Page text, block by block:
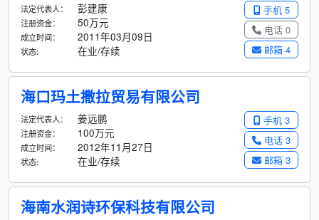
手机 5
电话 0
邮箱 4
法定代表人： 彭建康
注册资金： 50万元
成立时间： 2011年03月09日
状态: 在业/存续
海口玛土撒拉贸易有限公司
手机 3
电话 3
邮箱 3
法定代表人： 姜远鹏
注册资金： 100万元
成立时间： 2012年11月27日
状态: 在业/存续
海南水润诗环保科技有限公司